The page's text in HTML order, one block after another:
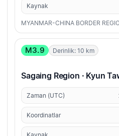
Kaynak
MYANMAR-CHINA BORDER
M3.9 Derinlik: 10 km
Sagaing Region · Kyun
Zaman (UTC)
Koordinatlar